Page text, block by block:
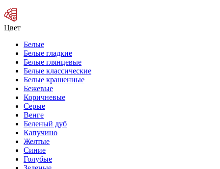
Цвет
Белые
Белые гладкие
Белые глянцевые
Белые классические
Белые крашенные
Бежевые
Коричневые
Серые
Венге
Беленый дуб
Капучино
Желтые
Синие
Голубые